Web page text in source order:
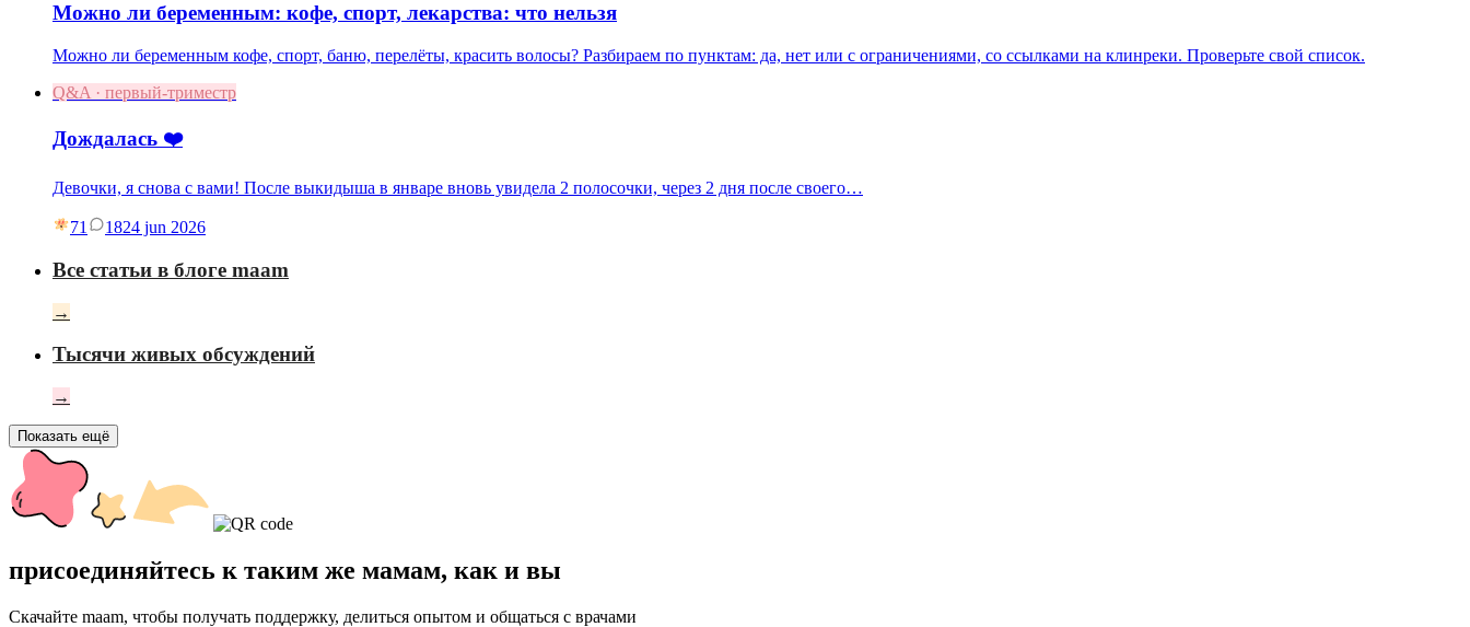
Можно ли беременным: кофе, спорт, лекарства: что нельзя
Можно ли беременным кофе, спорт, баню, перелёты, красить волосы? Разбираем по пунктам: да, нет или с ограничениями, со ссылками на клинреки. Проверьте свой список.
Q&A · первый-триместр
Дождалась ❤️
Девочки, я снова с вами! После выкидыша в январе вновь увидела 2 полосочки, через 2 дня после своего…
71 1824 jun 2026
Все статьи в блоге maam
→
Тысячи живых обсуждений
→
Показать ещё
присоединяйтесь к таким же мамам, как и вы
Скачайте maam, чтобы получать поддержку, делиться опытом и общаться с врачами